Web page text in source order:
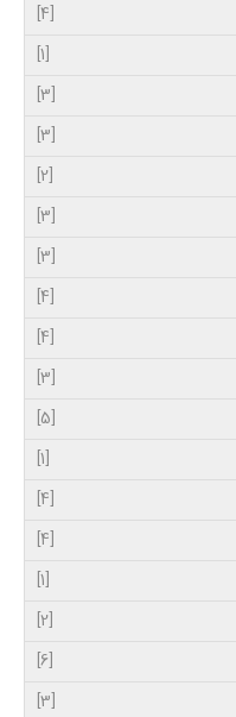
[4]
[1]
[3]
[3]
[2]
[3]
[3]
[4]
[4]
[3]
[5]
[1]
[4]
[4]
[1]
[2]
[6]
[3]